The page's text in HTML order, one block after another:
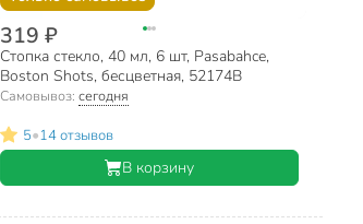
319 ₽
Стопка стекло, 40 мл, 6 шт, Pasabahce,
Boston Shots, бесцветная, 52174B
Самовывоз:сегодня
5•14 отзывов
В корзину